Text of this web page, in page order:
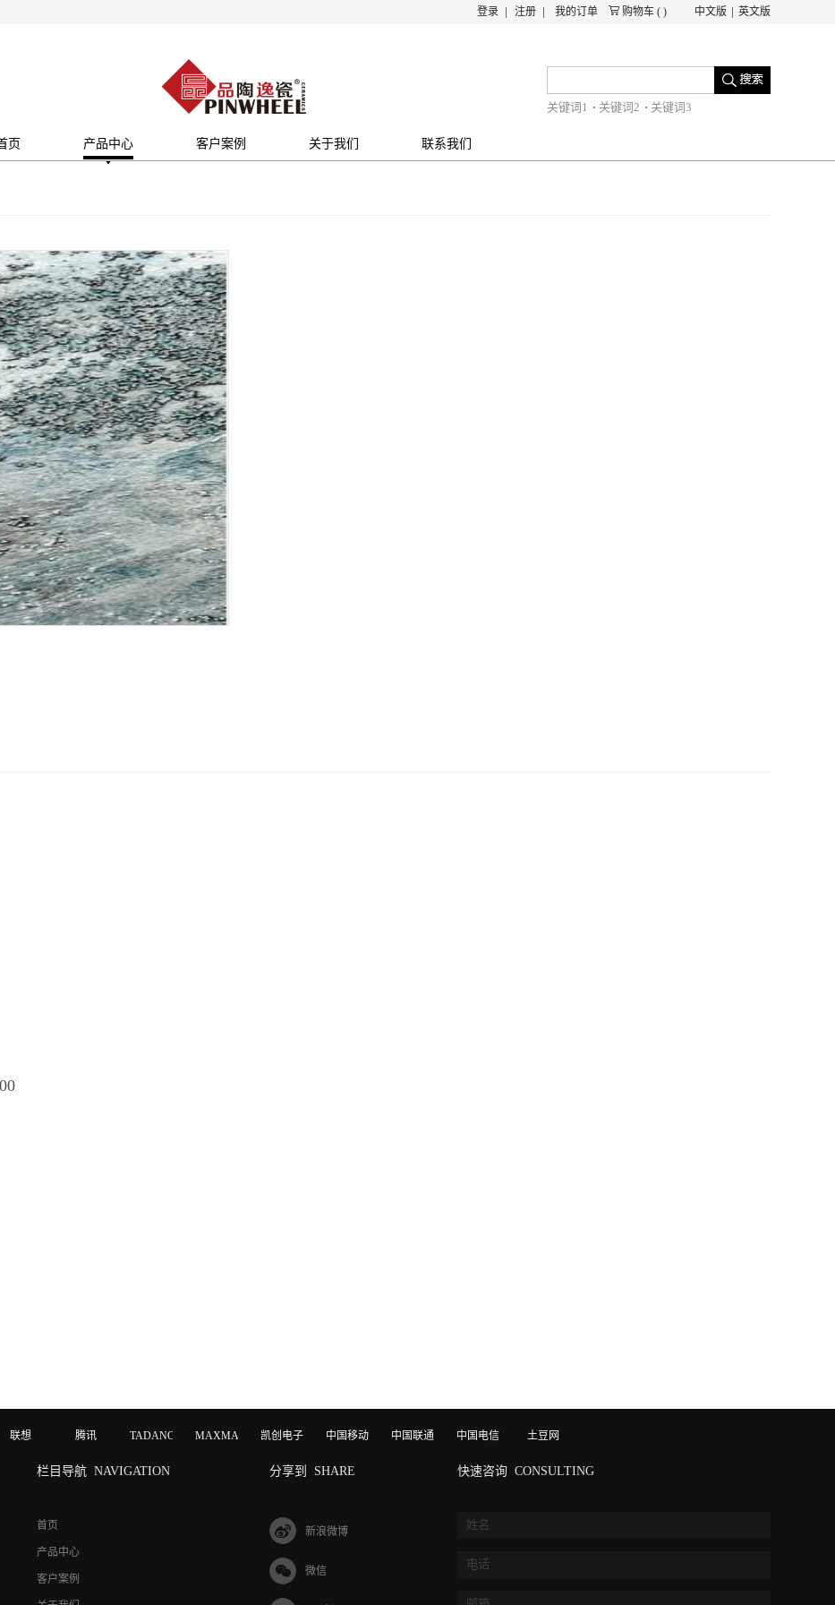
中文版 英文版
购物车 ( )
我的订单
登录 注册
关键词1 关键词2 关键词3
页 产品中心 客户案例 关于我们 联系我们
联想 腾讯 TADANO MAXMAGIC 凯创电子 中国移动 中国联通 中国电信 土豆网
栏目导航 NAVIGATION
首页
产品中心
客户案例
分享到 SHARE
新浪微博
微信
快速咨询 CONSULTING